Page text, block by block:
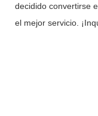
decidido convertirse
el mejor servicio.